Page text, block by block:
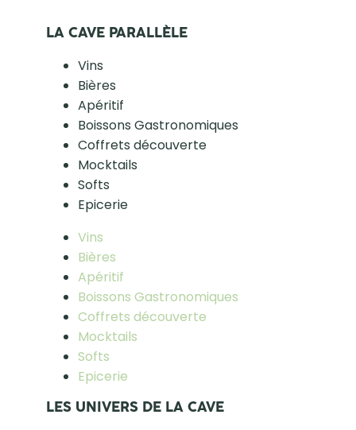
LA CAVE PARALLÈLE
Vins
Bières
Apéritif
Boissons Gastronomiques
Coffrets découverte
Mocktails
Softs
Epicerie
Vins
Bières
Apéritif
Boissons Gastronomiques
Coffrets découverte
Mocktails
Softs
Epicerie
LES UNIVERS DE LA CAVE